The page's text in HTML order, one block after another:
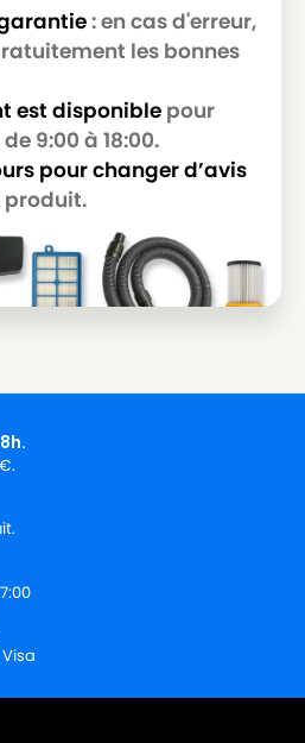
- VP300
- VP300 UK
- THOR
- VP300 HEPA EU2
- SALTIX 10
- SALTIX 10 UK
- GD5 BACK EU HEPA
- GD5 FLY
- GD5 FLY 110V/400HZ
- GD5 BACK UK
- GD10 BACK EU
: en cas d'erreur,
les bonnes
est disponible pour
9:00 à 18:00.
pour changer d’avis
produit.